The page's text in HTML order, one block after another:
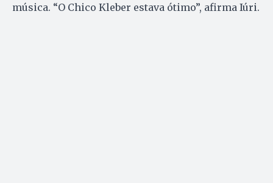
música. “O Chico Kleber estava ótimo”, afirma Iúri.